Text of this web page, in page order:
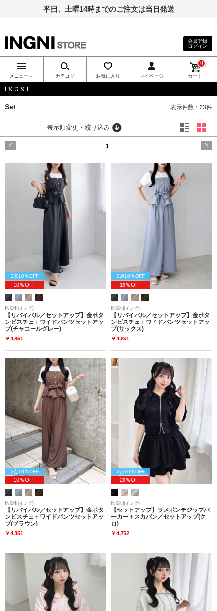
平日、土曜14時までのご注文は当日発送
INGNI（イン
グ）公式通
販｜INGNI
STORE
会員登録
ログイン
メニュー＋ カテゴリ お気に入り マイページ カート
0
Set 表示件数：23件
表示順変更・絞り込み
1
2点10％OFF
10％OFF
INGNI(イング)
【リバイバル／セットアップ】金ボタ
ンビスチェ＋ワイドパンツセットアッ
プ(チャコールグレー)
￥4,851
2点10％OFF
10％OFF
INGNI(イング)
【リバイバル／セットアップ】金ボタ
ンビスチェ＋ワイドパンツセットアッ
プ(サックス)
￥4,851
2点10％OFF
10％OFF
INGNI(イング)
【リバイバル／セットアップ】金ボタ
ンビスチェ＋ワイドパンツセットアッ
プ(ブラウン)
￥4,851
2点10％OFF
20％OFF
INGNI(イング)
【セットアップ】ラメポンチジップパ
ーカー＋スカパン／セットアップ(ク
ロ)
￥4,752